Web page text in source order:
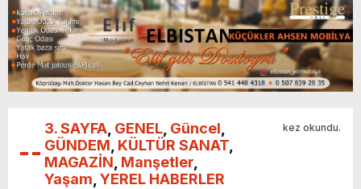
3. SAYFA GENEL Güncel
GÜNDEM KÜLTÜR SANAT
MAGAZİN Manşetler
Yaşam YEREL HABERLER
kez okundu.